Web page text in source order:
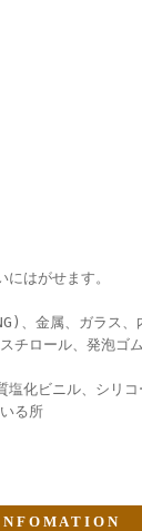
はがせます。
、金属、ガラス
チロール、発泡ゴム
化ビニル、シリ
る所
F O M A T I O N